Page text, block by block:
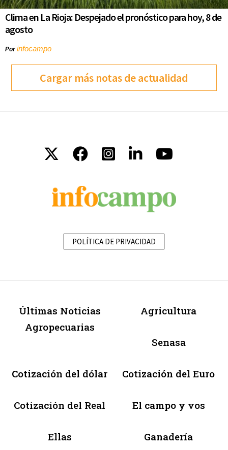
Clima en La Rioja: Despejado el pronóstico para hoy, 8 de
agosto
Porinfocampo
Cargar más notas de actualidad
POLÍTICA DE PRIVACIDAD
Últimas Noticias
Agropecuarias
Agricultura
Senasa
Cotización del dólar Cotización del Euro
Cotización del Real El campo y vos
Ellas Ganadería